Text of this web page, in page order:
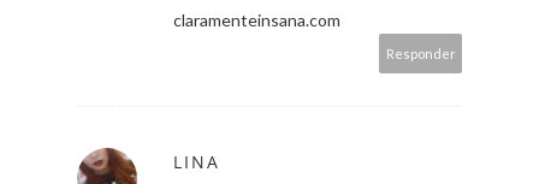
claramenteinsana.com
Responder
LINA